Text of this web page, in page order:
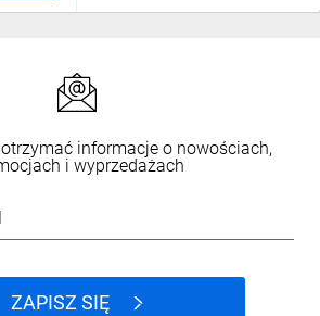
informacje o nowościach,
i wyprzedażach
ZAPISZ SIĘ